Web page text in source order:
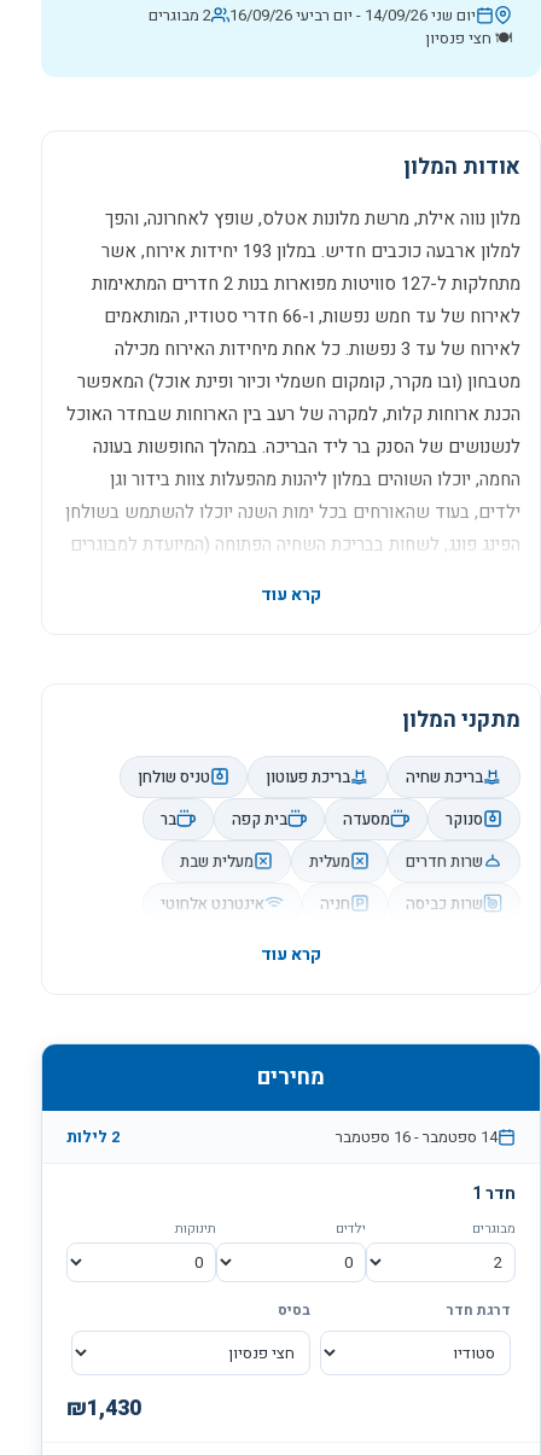
יום שני 14/09/26 - יום רביעי 16/09/26
2 מבוגרים
🍽️ חצי פנסיון
אודות המלון
מלון נווה אילת, מרשת מלונות אטלס, שופץ לאחרונה, והפך
למלון ארבעה כוכבים חדיש. במלון 193 יחידות אירוח, אשר
מתחלקות ל-127 סוויטות מפוארות בנות 2 חדרים המתאימות
לאירוח של עד חמש נפשות, ו-66 חדרי סטודיו, המותאמים
לאירוח של עד 3 נפשות. כל אחת מיחידות האירוח מכילה
מטבחון (ובו מקרר, קומקום חשמלי וכיור ופינת אוכל) המאפשר
הכנת ארוחות קלות, למקרה של רעב בין הארוחות שבחדר האוכל
לנשנושים של הסנק בר ליד הבריכה. במהלך החופשות בעונה
החמה, יוכלו השוהים במלון ליהנות מהפעלות צוות בידור וגן
ילדים, בעוד שהאורחים בכל ימות השנה יוכלו להשתמש בשולחן
הפינג פונג, לשחות בבריכת השחיה הפתוחה (המיועדת למבוגרים
לשכור אופניים חינם לסיורים ברחבי העיר ולחנות בחניה התת
קרא עוד
מתקני המלון
בריכת שחיה בריכת פעוטון
טניס שולחן
סנוקר
מסעדה בית קפה
בר
שרות חדרים
מעלית
מעלית שבת
שרות כביסה
חניה אינטרנט אלחוטי
קרא עוד
מחירים
14 ספטמבר -16 ספטמבר 2 לילות
חדר 1
מבוגרים ילדים תינוקות
דרגת חדר בסיס
₪1,430